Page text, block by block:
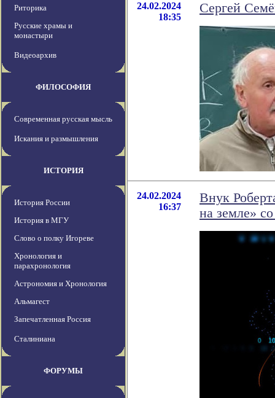
Риторика
Русские храмы и
монастыри
Видеоархив
ФИЛОСОФИЯ
Современная русская мысль
Искания и размышления
ИСТОРИЯ
История России
История в МГУ
Слово о полку Игореве
Хронология и
парахронология
Астрономия и Хронология
Альмагест
Запечатленная Россия
Сталиниана
ФОРУМЫ
24.02.2024
18:35
Сергей
24.02.2024
16:37
Внук
на земле»